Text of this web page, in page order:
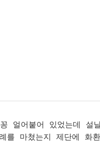
얼어붙어 있었는데 설
를 마쳤는지 제단에 화